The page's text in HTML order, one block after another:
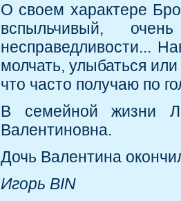
О своем характере
вспыльчивый,
несправедливости...
молчать, улыбаться
что часто получаю по
В семейной жизни
Валентиновна.
Дочь Валентина
Игорь BIN